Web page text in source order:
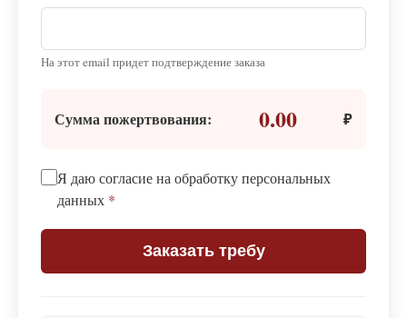
На этот email придет подтверждение заказа
Сумма пожертвования: 0.00 ₽
Я даю согласие на обработку персональных
данных *
Заказать требу